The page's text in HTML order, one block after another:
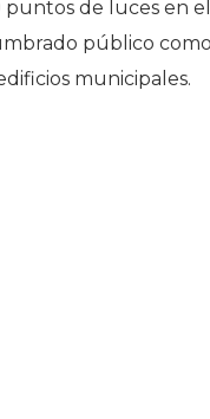
puntos de luces en
público
municipales.